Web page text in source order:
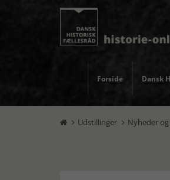
Forside Dansk
 Udstillinger  Nyheder